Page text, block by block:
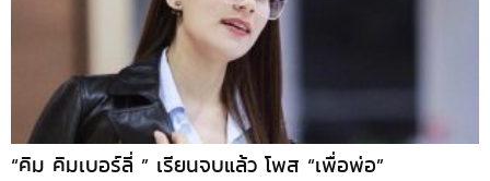
“คิม คิมเบอร์ลี่ ” เรียนจบแล้ว โพส “เพื่อพ่อ”